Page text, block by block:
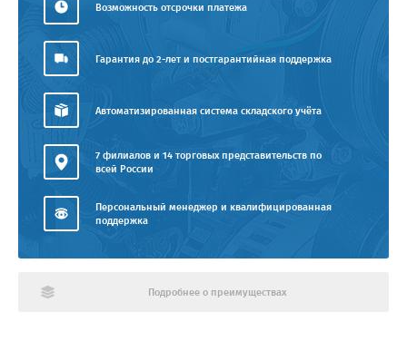
Возможность отсрочки платежа
Гарантия до 2-лет и постгарантийная поддержка
Автоматизированная система складского учёта
7 филиалов и 14 торговых представительств по
всей России
Персональный менеджер и квалифицированная
поддержка
Подробнее о преимуществах